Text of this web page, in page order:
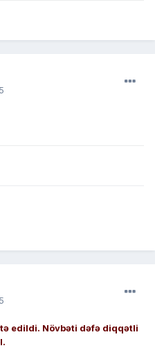
edildi. Növbəti dəfə diqqətli